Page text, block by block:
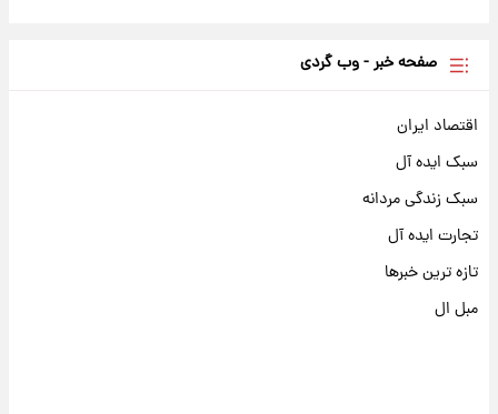
صفحه خبر - وب گردی
اقتصاد ایران
سبک ایده آل
سبک زندگی مردانه
تجارت ایده آل
تازه ترین خبرها
مبل ال